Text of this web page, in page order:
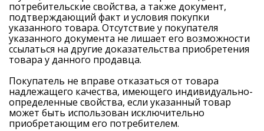
потребительские свойства, а также документ,
подтверждающий факт и условия покупки
указанного товара. Отсутствие у покупателя
указанного документа не лишает его возможности
ссылаться на другие доказательства приобретения
товара у данного продавца.
Покупатель не вправе отказаться от товара
надлежащего качества, имеющего индивидуально-
определенные свойства, если указанный товар
может быть использован исключительно
приобретающим его потребителем.